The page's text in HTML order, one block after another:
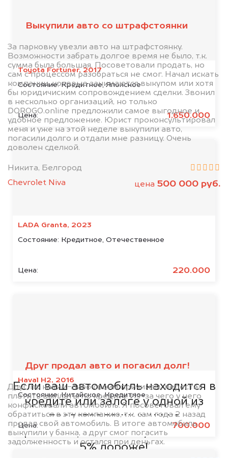
Toyota Fortuner, 2017
Состояние:Кредитное, Японское
Цена: 1.650.000
LADA Granta, 2023
Состояние: Кредитное, Отечественное
Цена: 220.000
Haval H2, 2016
Состояние:Китайское, Кредитное
Цена: 700.000
Выкупили авто со штрафстоянки
За парковку увезли авто на штрафстоянку.
Возможности забрать долгое время не было, т.к.
сумма была большая. Посоветовали продать, но
сам с процессом разобраться не смог. Начал искать
компании, которые занимаются выкупом или хотя
бы юридичиским сопровождением сделки. Звонил
в несколько организаций, но только
DOROGO.online предложили самое выгодное и
удобное предложение. Юрист проконсультировал
меня и уже на этой неделе выкупили авто,
погасили долго и отдали мне разницу. Очень
доволен сделкой.
Никита, Белгород
Chevrolet Niva
цена 500 000 руб.
Друг продал авто и погасил долг!
Друг, по каким-либо своим причинам, перестал
платить выплаты по кредиту. Из-за чего у него
конфисковали автомобиль. Я посоветовал ему
обратиться в эту компанию, т.к. сам года 2 назад
продал свой автомобиль. В итоге автомобиль
выкупили у банка, а друг смог погасить
задолженность и остался при деньгах.
банками
Если ваш автомобиль находится в
кредите или залоге у одной из
представленных ниже
организаций, то мы купим его на
5% дороже!